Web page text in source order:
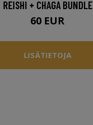
REISHI + CHAGA BUNDLE
60 EUR
LISÄTIETOJA